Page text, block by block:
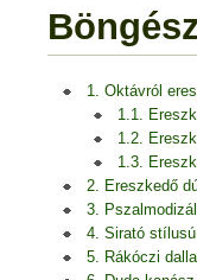
1. Oktávról
1.1.
1.2.
1.3.
2. Ereszkedő
3.
4. Sirató
5. Rákóczi